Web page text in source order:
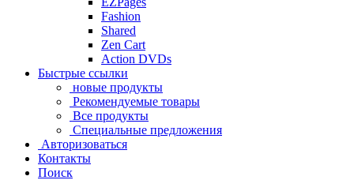
Fashion
Shared
Zen Cart
Action DVDs
Быстрые ссылки
новые продукты
Рекомендуемые товары
Все продукты
Специальные предложения
Авторизоваться
Контакты
Поиск